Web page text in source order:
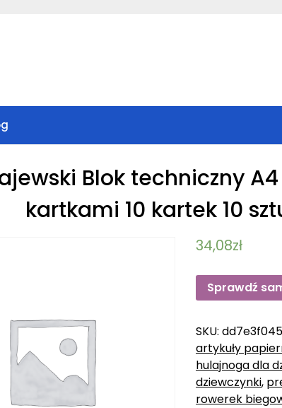
Blok techniczny
kartkami 10 kartek 10
34,08zł
Sprawdź
SKU:
artykuły
hulajnoga dla
dziewczynki,
rowerek